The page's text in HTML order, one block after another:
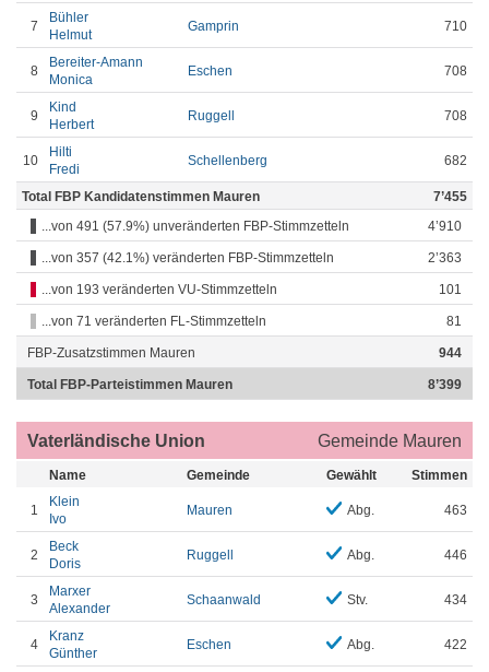
7
Bühler
Helmut
Gamprin 710
8
Bereiter-Amann
Monica
Eschen 708
9
Kind
Herbert
Ruggell 708
10
Hilti
Fredi
Schellenberg 682
Total FBP Kandidatenstimmen Mauren
7’455
...von 491 (57.9%) unveränderten FBP-Stimmzetteln
4’910
...von 357 (42.1%) veränderten FBP-Stimmzetteln 2’363
...von 193 veränderten VU-Stimmzetteln 101
...von 71 veränderten FL-Stimmzetteln 81
FBP-Zusatzstimmen Mauren 944
Total FBP-Parteistimmen Mauren 8’399
Vaterländische Union Gemeinde Mauren
Name Gemeinde Gewählt Stimmen
1
Klein
Ivo
Mauren Abg. 463
2
Beck
Doris
Ruggell Abg. 446
3
Marxer
Alexander
Schaanwald Stv. 434
4
Kranz
Günther
Eschen Abg. 422